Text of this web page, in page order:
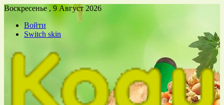
Воскресенье , 9 Август 2026
Войти
Switch skin